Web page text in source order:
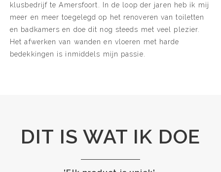
klusbedrijf te Amersfoort. In de loop der jaren heb ik mij
meer en meer toegelegd op het renoveren van toiletten
en badkamers en doe dit nog steeds met veel plezier.
Het afwerken van wanden en vloeren met harde
bedekkingen is inmiddels mijn passie.
DIT IS WAT IK DOE